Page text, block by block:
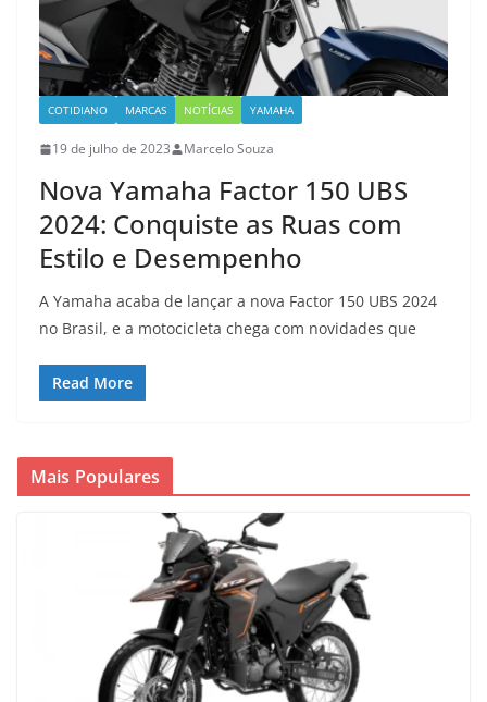
COTIDIANO MARCAS NOTÍCIAS YAMAHA
19 de julho de 2023 Marcelo Souza
Nova Yamaha Factor 150 UBS
2024: Conquiste as Ruas com
Estilo e Desempenho
A Yamaha acaba de lançar a nova Factor 150 UBS 2024
no Brasil, e a motocicleta chega com novidades que
Read More
Mais Populares